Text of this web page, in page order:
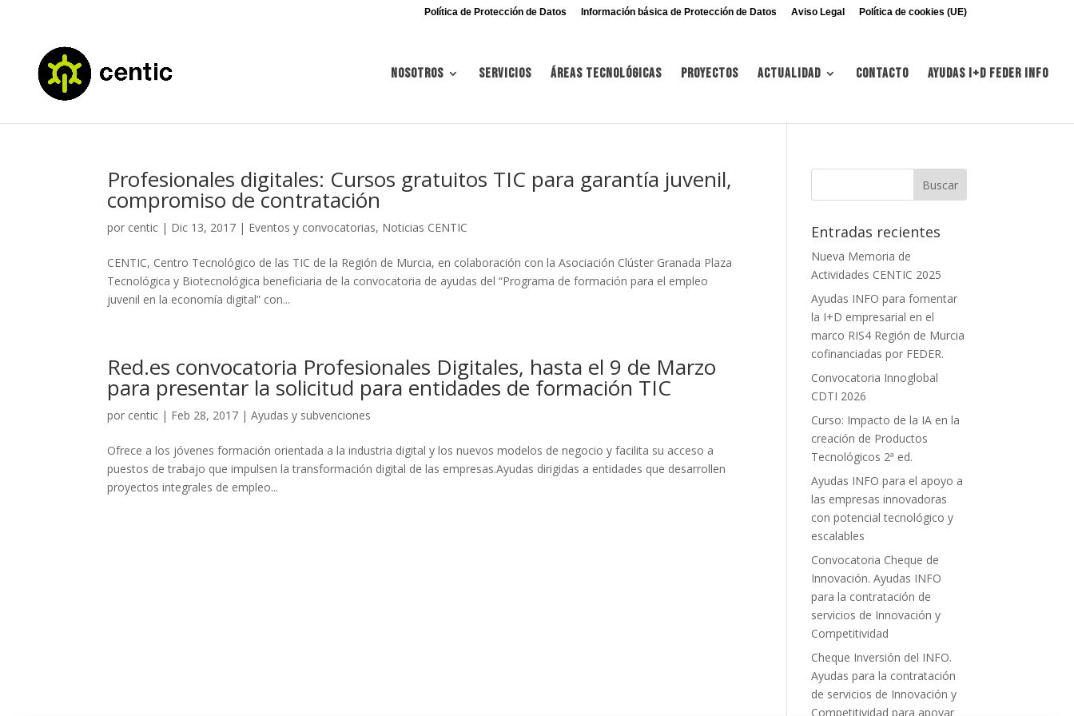
Política de Protección de Datos Información básica de Protección de Datos Aviso Legal Política de cookies (UE)
Nosotros Servicios Áreas tecnológicas Proyectos Actualidad Contacto Ayudas I+d FEDER INFO
Profesionales digitales: Cursos gratuitos TIC para garantía juvenil,
compromiso de contratación
por centic | Dic 13, 2017 | Eventos y convocatorias, Noticias CENTIC
CENTIC, Centro Tecnológico de las TIC de la Región de Murcia, en colaboración con la Asociación Clúster Granada Plaza
Tecnológica y Biotecnológica beneficiaria de la convocatoria de ayudas del “Programa de formación para el empleo
juvenil en la economía digital” con...
Red.es convocatoria Profesionales Digitales, hasta el 9 de Marzo
para presentar la solicitud para entidades de formación TIC
por centic | Feb 28, 2017 |Ayudas y subvenciones
Ofrece a los jóvenes formación orientada a la industria digital y los nuevos modelos de negocio y facilita su acceso a
puestos de trabajo que impulsen la transformación digital de las empresas.Ayudas dirigidas a entidades que desarrollen
proyectos integrales de empleo...
Entradas recientes
Nueva Memoria de
Actividades CENTIC 2025
Ayudas INFO para fomentar
la I+D empresarial en el
marco RIS4 Región de Murcia
cofinanciadas por FEDER.
Convocatoria Innoglobal
CDTI 2026
Curso: Impacto de la IA en la
creación de Productos
Tecnológicos 2ª ed.
Ayudas INFO para el apoyo a
las empresas innovadoras
con potencial tecnológico y
escalables
Convocatoria Cheque de
Innovación. Ayudas INFO
para la contratación de
servicios de Innovación y
Competitividad
Cheque Inversión del INFO.
Ayudas para la contratación
de servicios de Innovación y
Competitividad para apoyar